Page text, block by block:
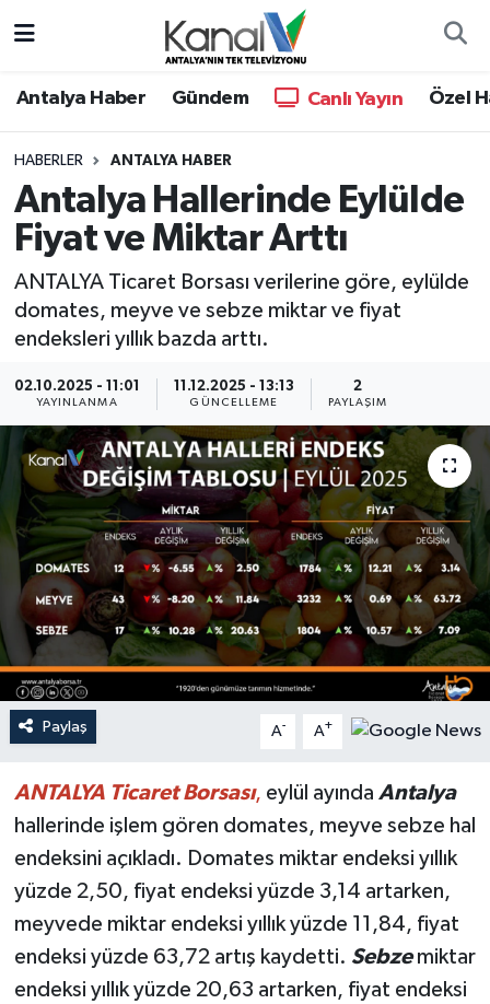
Antalya Haber Gündem Canlı Yayın Özel
HABERLER ANTALYA HABER
Antalya Hallerinde Eylülde
Fiyat ve Miktar Arttı
ANTALYA Ticaret Borsası verilerine göre, eylülde
domates, meyve ve sebze miktar ve fiyat
endeksleri yıllık bazda arttı.
02.10.2025 - 11:01
YAYINLANMA
11.12.2025 - 13:13
GÜNCELLEME
2
PAYLAŞIM
Paylaş A- A+
ANTALYA Ticaret Borsası, eylül ayında Antalya
hallerinde işlem gören domates, meyve sebze hal
endeksini açıkladı. Domates miktar endeksi yıllık
yüzde 2,50, fiyat endeksi yüzde 3,14 artarken,
meyvede miktar endeksi yıllık yüzde 11,84, fiyat
endeksi yüzde 63,72 artış kaydetti. Sebzemiktar
endeksi yıllık yüzde 20,63 artarken, fiyat endeksi
Antalya Haber
Dünya
Eğitim
Ekonomi
Haber Kuşakları
Haberler
KANALV Spor
Kültür Sanat
Magazin
Siyaset
Sosyal medya
Hava Durumu
Trafik Durumu
Süper Lig Puan Durumu ve Fikstür
Tüm Manşetler